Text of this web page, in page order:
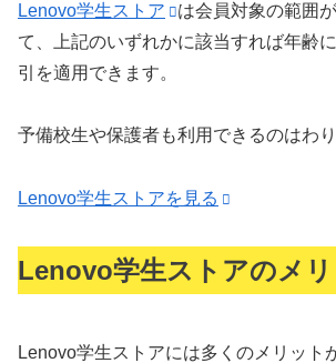
Lenovo学生ストア
は会員対象の範囲
て、上記のいずれかに該当すれば年齢
引を適用 できます。
予備校生や保護者も利用できるのはわ
Lenovo学生ストアを見る
Lenovo学生ストアのメリ
Lenovo学生ストアには多くのメリット